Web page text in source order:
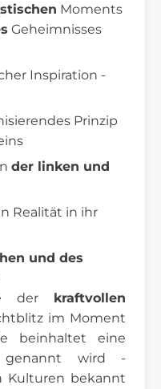
Moments
Geheimnisses
Inspiration -
Prinzip
der linken und
Realität in ihr
und des
der kraftvollen
im Moment
beinhaltet eine
wird -
Kulturen bekannt